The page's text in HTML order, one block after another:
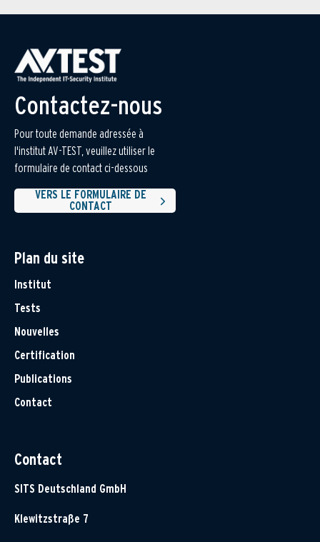
Contactez-nous
Pour toute demande adressée à
l'institut AV-TEST, veuillez utiliser le
formulaire de contact ci-dessous
VERS LE FORMULAIRE DE
CONTACT
Plan du site
Institut
Tests
Nouvelles
Certification
Publications
Contact
Contact
SITS Deutschland GmbH
Klewitzstraße 7